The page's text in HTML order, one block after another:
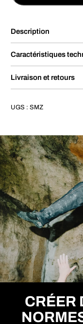
Description
Caractéristiques
Livraison et retours
UGS :SMZ
CRÉER